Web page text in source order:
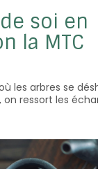
soi en
la MTC
les arbres se
ressort les